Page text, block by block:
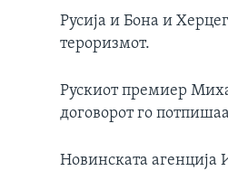
Русија и Бона и
тероризмот.
Рускиот премиер
договорот го
Новинската агенција